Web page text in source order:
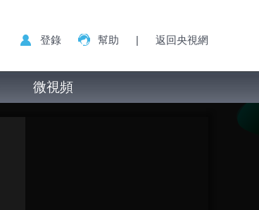
登錄 幫助 | 返回央視網
微視頻